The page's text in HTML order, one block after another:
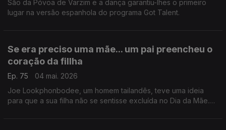
São da Póvoa de Varzim e a dança garantiu-lhes o primeiro
lugar na versão espanhola do programa Got Talent.
Se era preciso uma mãe... um pai preencheu o
coração da fillha
Ep. 75
04 mai. 2026
Joe Lookphonbodee, um homem tailandês, teve uma ideia
para que a sua filha não se sentisse excluída no Dia da Mãe.